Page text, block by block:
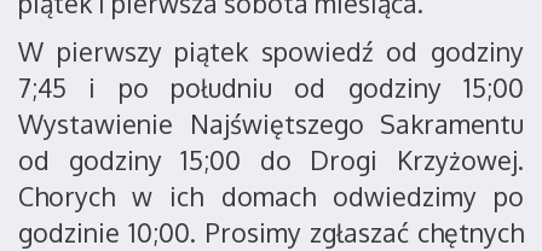
W pierwszy piątek spowiedź od godziny
7;45 i po południu od godziny 15;00
Wystawienie Najświętszego Sakramentu
od godziny 15;00 do Drogi Krzyżowej.
Chorych w ich domach odwiedzimy po
godzinie 10;00. Prosimy zgłaszać chętnych